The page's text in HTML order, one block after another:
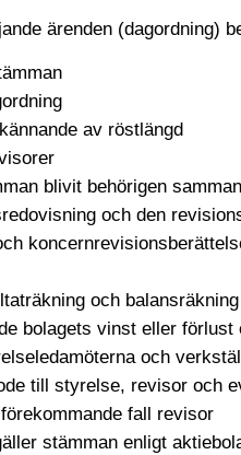
ärenden (dagordning)
av röstlängd
blivit behörigen
och den
och
bolagets vinst eller
och
till styrelse, revisor och
fall revisor
stämman enligt